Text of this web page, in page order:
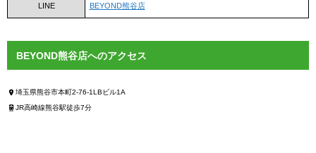
LINE BEYOND熊谷店
BEYOND熊谷店へのアクセス
埼玉県熊谷市本町2-76-1LBビル1A
JR高崎線熊谷駅徒歩7分